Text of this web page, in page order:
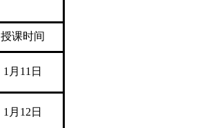
授课时间
1月11日
1月12日